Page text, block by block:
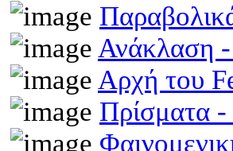
Ανάκλαση
Αρχή του
Πρίσματα